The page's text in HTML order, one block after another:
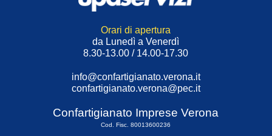
Orari di apertura
da Lunedì a Venerdì
8.30-13.00 / 14.00-17.30
info@confartigianato.verona.it
confartigianato.verona@pec.it
Confartigianato Imprese Verona
Cod. Fisc. 80013600236